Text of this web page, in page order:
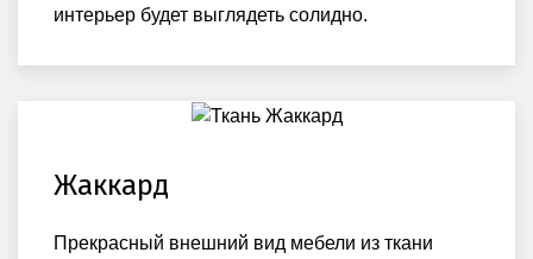
интерьер будет выглядеть солидно.
Жаккард
Прекрасный внешний вид мебели из ткани